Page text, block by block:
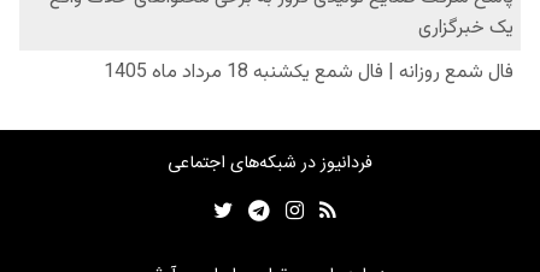
فردانیوز در شبکه‌های اجتماعی